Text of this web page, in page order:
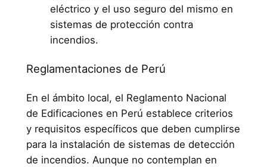
eléctrico y el uso seguro del mismo en
sistemas de protección contra
incendios.
Reglamentaciones de Perú
En el ámbito local, el Reglamento Nacional
de Edificaciones en Perú establece criterios
y requisitos específicos que deben cumplirse
para la instalación de sistemas de detección
de incendios. Aunque no contemplan en